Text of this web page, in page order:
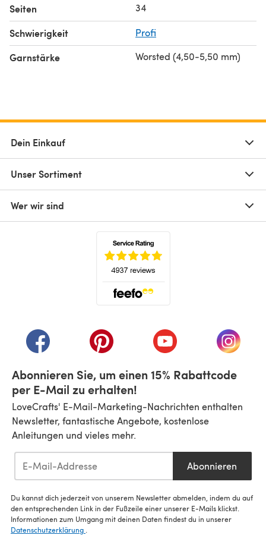
Seiten 34
Schwierigkeit Profi
Garnstärke Worsted (4,50-5,50 mm)
Dein Einkauf
Unser Sortiment
Wer wir sind
(öffnet sich in einem neuen Tab)
(öffnet sich in einem neuen Tab)
(öffnet sich in einem
(öffnet
Abonnieren Sie, um einen 15% Rabattcode
per E-Mail zu erhalten!
LoveCrafts' E-Mail-Marketing-Nachrichten enthalten
Newsletter, fantastische Angebote, kostenlose
Anleitungen und vieles mehr.
Abonnieren
Du kannst dich jederzeit von unserem Newsletter abmelden, indem du auf
den entsprechenden Link in der Fußzeile einer unserer E-Mails klickst.
Informationen zum Umgang mit deinen Daten findest du in unserer
Datenschutzerklärung